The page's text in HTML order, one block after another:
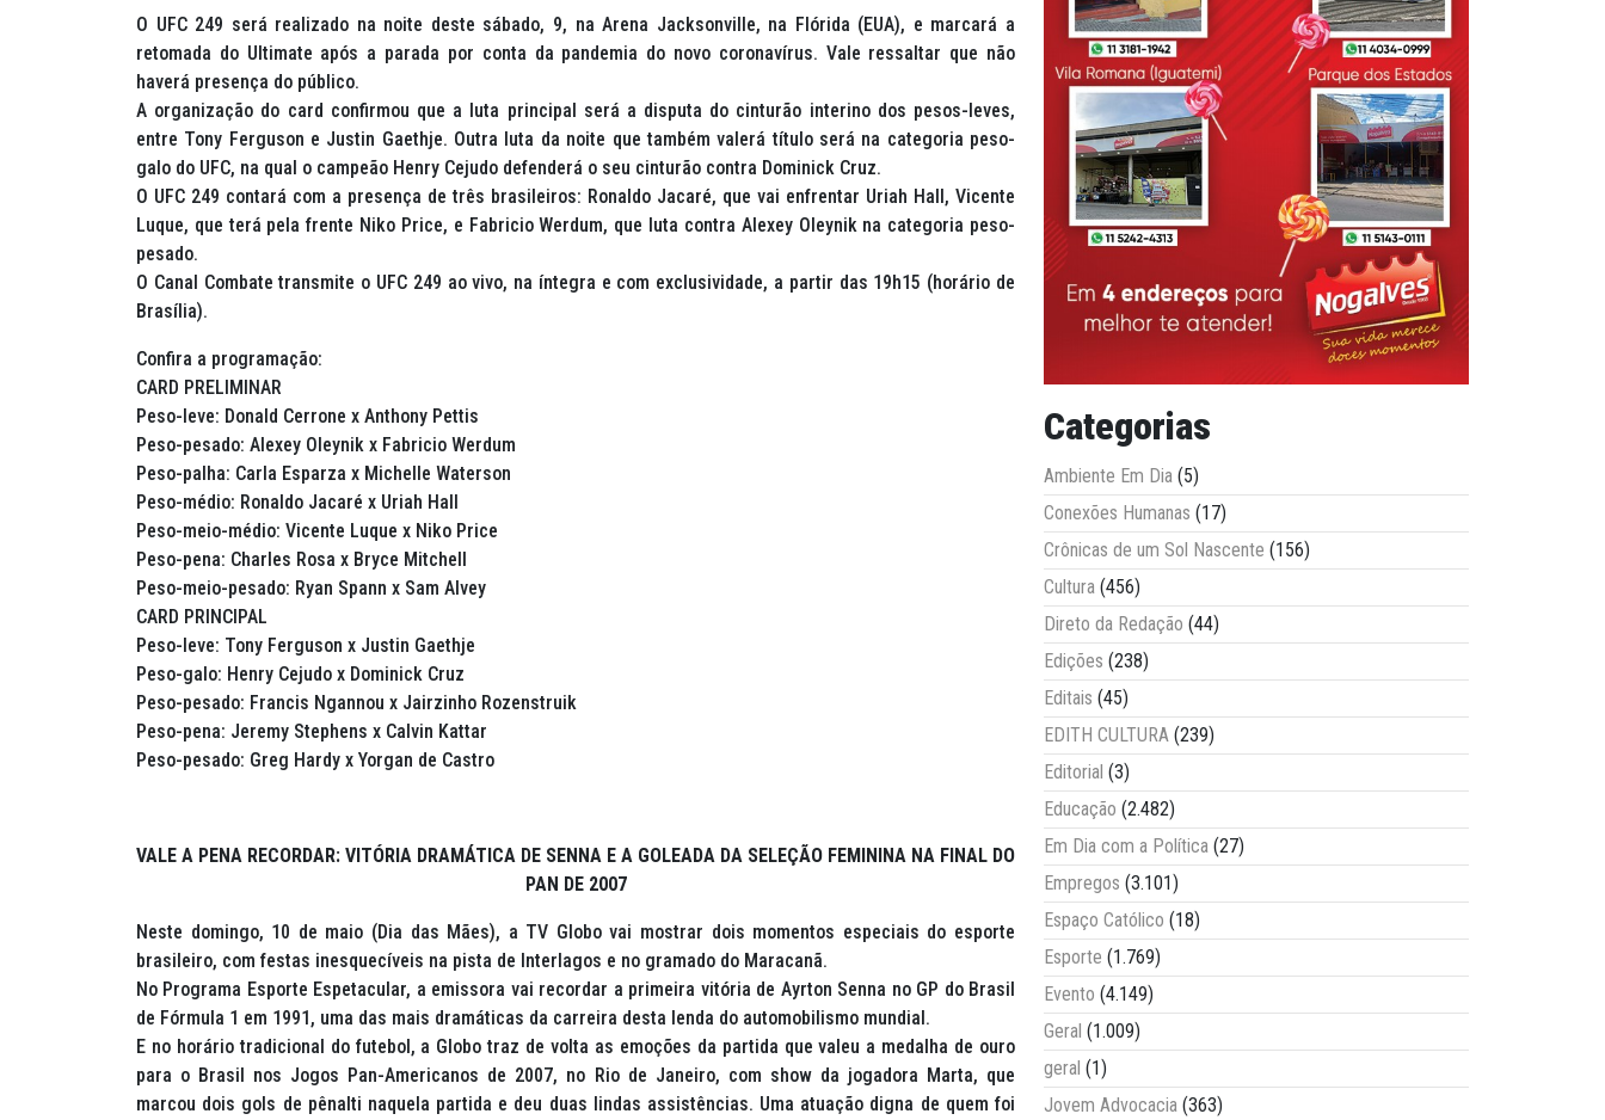
O UFC 249 será realizado na noite deste sábado, 9, na Arena Jacksonville, na Flórida (EUA), e marcará a
retomada do Ultimate após a parada por conta da pandemia do novo coronavírus. Vale ressaltar que não
haverá presença do público.
A organização do card confirmou que a luta principal será a disputa do cinturão interino dos pesos-leves,
entre Tony Ferguson e Justin Gaethje. Outra luta da noite que também valerá título será na categoria peso-
galo do UFC, na qual o campeão Henry Cejudo defenderá o seu cinturão contra Dominick Cruz.
O UFC 249 contará com a presença de três brasileiros: Ronaldo Jacaré, que vai enfrentar Uriah Hall, Vicente
Luque, que terá pela frente Niko Price, e Fabricio Werdum, que luta contra Alexey Oleynik na categoria peso-
pesado.
O Canal Combate transmite o UFC 249 ao vivo, na íntegra e com exclusividade, a partir das 19h15 (horário de
Brasília).
Confira a programação:
CARD PRELIMINAR
Peso-leve: Donald Cerrone x Anthony Pettis
Peso-pesado: Alexey Oleynik x Fabricio Werdum
Peso-palha: Carla Esparza x Michelle Waterson
Peso-médio: Ronaldo Jacaré x Uriah Hall
Peso-meio-médio: Vicente Luque x Niko Price
Peso-pena: Charles Rosa x Bryce Mitchell
Peso-meio-pesado: Ryan Spann x Sam Alvey
CARD PRINCIPAL
Peso-leve: Tony Ferguson x Justin Gaethje
Peso-galo: Henry Cejudo x Dominick Cruz
Peso-pesado: Francis Ngannou x Jairzinho Rozenstruik
Peso-pena: Jeremy Stephens x Calvin Kattar
Peso-pesado: Greg Hardy x Yorgan de Castro
VALE A PENA RECORDAR: VITÓRIA DRAMÁTICA DE SENNA E A GOLEADA DA SELEÇÃO FEMININA NA FINAL DO
PAN DE 2007
Neste domingo, 10 de maio (Dia das Mães), a TV Globo vai mostrar dois momentos especiais do esporte
brasileiro, com festas inesquecíveis na pista de Interlagos e no gramado do Maracanã.
No Programa Esporte Espetacular, a emissora vai recordar a primeira vitória de Ayrton Senna no GP do Brasil
de Fórmula 1 em 1991, uma das mais dramáticas da carreira desta lenda do automobilismo mundial.
E no horário tradicional do futebol, a Globo traz de volta as emoções da partida que valeu a medalha de ouro
para o Brasil nos Jogos Pan-Americanos de 2007, no Rio de Janeiro, com show da jogadora Marta, que
marcou dois gols de pênalti naquela partida e deu duas lindas assistências. Uma atuação digna de quem foi
Categorias
Ambiente Em Dia (5)
Conexões Humanas (17)
Crônicas de um Sol Nascente (156)
Cultura (456)
Direto da Redação (44)
Edições (238)
Editais (45)
EDITH CULTURA (239)
Editorial (3)
Educação (2.482)
Em Dia com a Política (27)
Empregos (3.101)
Espaço Católico (18)
Esporte (1.769)
Evento (4.149)
Geral (1.009)
geral (1)
Jovem Advocacia (363)